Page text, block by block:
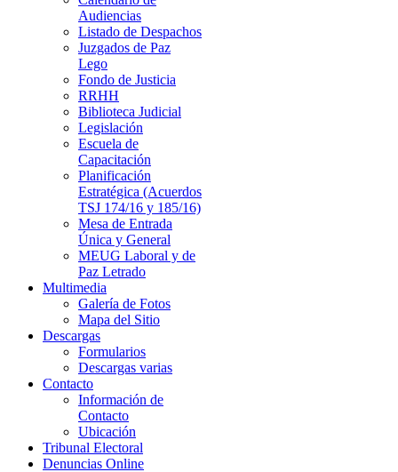
Audiencias
Listado de Despachos
Juzgados de Paz
Lego
Fondo de Justicia
RRHH
Biblioteca Judicial
Legislación
Escuela de
Capacitación
Planificación
Estratégica (Acuerdos
TSJ 174/16 y 185/16)
Mesa de Entrada
Única y General
MEUG Laboral y de
Paz Letrado
Multimedia
Galería de Fotos
Mapa del Sitio
Descargas
Formularios
Descargas varias
Contacto
Información de
Contacto
Ubicación
Tribunal Electoral
Denuncias Online